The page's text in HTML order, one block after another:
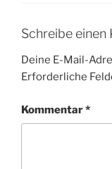
Schreibe einen
Deine E-Mail-
Erforderliche
Kommentar*